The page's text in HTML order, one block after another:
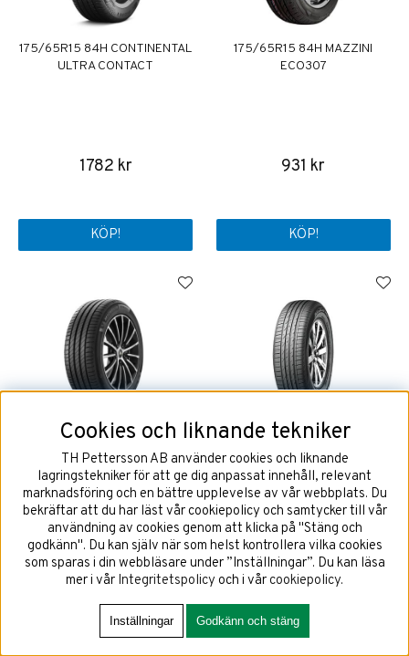
175/65R15 84H CONTINENTAL
ULTRA CONTACT
1782 kr
KÖP!
175/65R15 84H MAZZINI
ECO307
931 kr
KÖP!
175/65R15 84H MICHELIN
1884 kr
KÖP!
175/65R15 84H Nexen Nblue
1260 kr
KÖP!
Cookies och liknande tekniker
TH Pettersson AB använder cookies och liknande
lagringstekniker för att ge dig anpassat innehåll, relevant
marknadsföring och en bättre upplevelse av vår webbplats. Du
bekräftar att du har läst vår cookiepolicy och samtycker till vår
användning av cookies genom att klicka på "Stäng och
godkänn". Du kan själv när som helst kontrollera vilka cookies
som sparas i din webbläsare under ”Inställningar”. Du kan läsa
mer i vår Integritetspolicy och i vår cookiepolicy.
Inställningar Godkänn och stäng